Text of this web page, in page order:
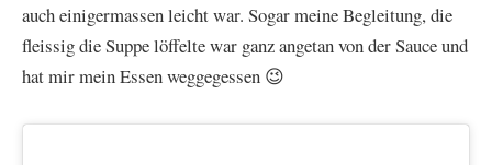
auch einigermassen leicht war. Sogar meine Begleitung, die
fleissig die Suppe löffelte war ganz angetan von der Sauce und
hat mir mein Essen weggegessen 😉